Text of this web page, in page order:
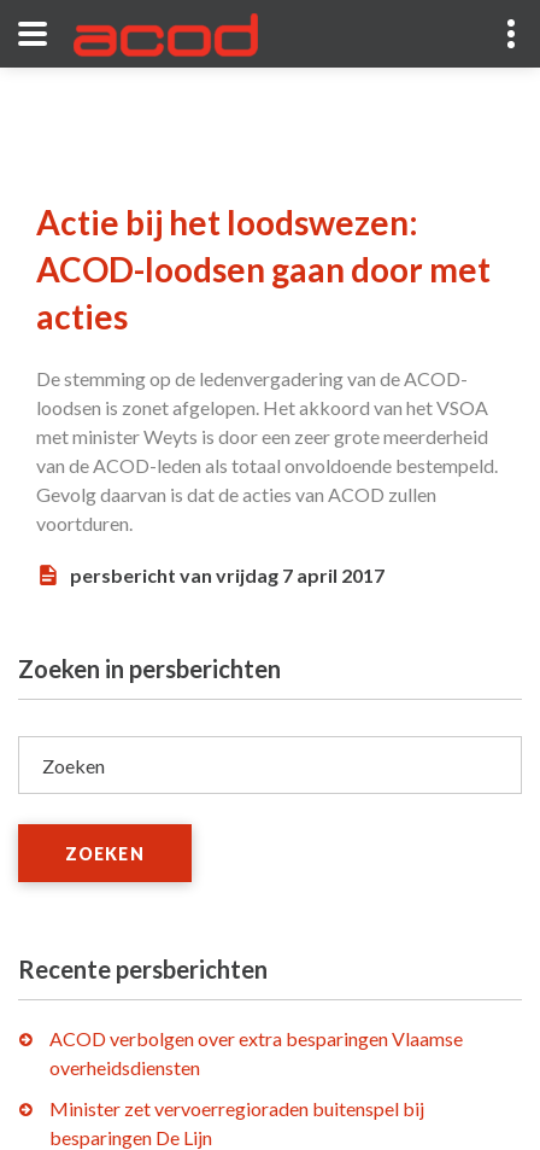
Actie bij het loodswezen:
ACOD-loodsen gaan door met
acties
De stemming op de ledenvergadering van de ACOD-
loodsen is zonet afgelopen. Het akkoord van het VSOA
met minister Weyts is door een zeer grote meerderheid
van de ACOD-leden als totaal onvoldoende bestempeld.
Gevolg daarvan is dat de acties van ACOD zullen
voortduren.
persbericht van vrijdag 7 april 2017
Zoeken in persberichten
Zoeken
ZOEKEN
Recente persberichten
ACOD verbolgen over extra besparingen Vlaamse
overheidsdiensten
Minister zet vervoerregioraden buitenspel bij
besparingen De Lijn